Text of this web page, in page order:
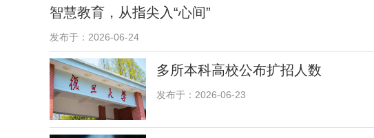
智慧教育，从指尖入“心间”
发布于：2026-06-24
多所本科高校公布扩招人数
发布于：2026-06-23